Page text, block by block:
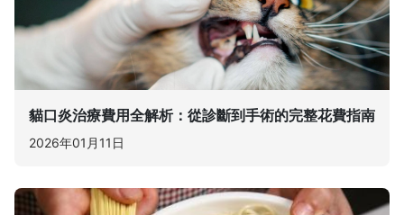
貓口炎治療費用全解析：從診斷到手術的完整花費指南
2026年01月11日